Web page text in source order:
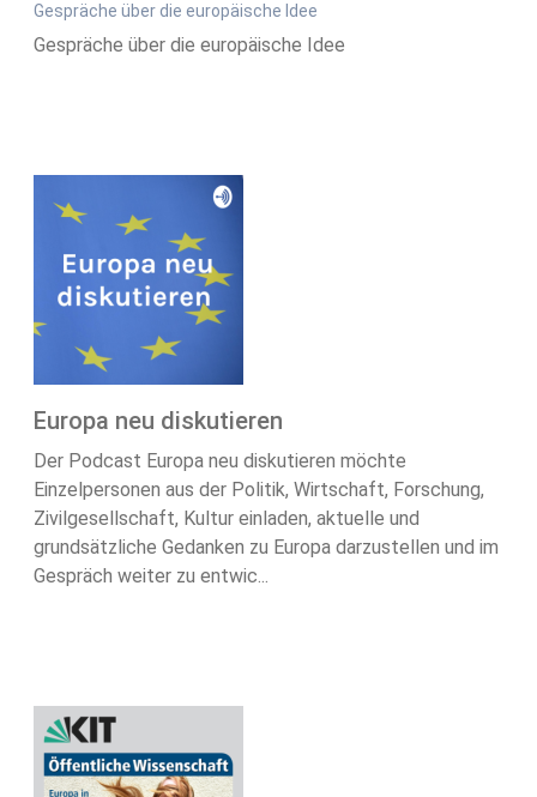
Gespräche über die europäische Idee
Gespräche über die europäische Idee
Europa neu diskutieren
Der Podcast Europa neu diskutieren möchte
Einzelpersonen aus der Politik, Wirtschaft, Forschung,
Zivilgesellschaft, Kultur einladen, aktuelle und
grundsätzliche Gedanken zu Europa darzustellen und im
Gespräch weiter zu entwic...